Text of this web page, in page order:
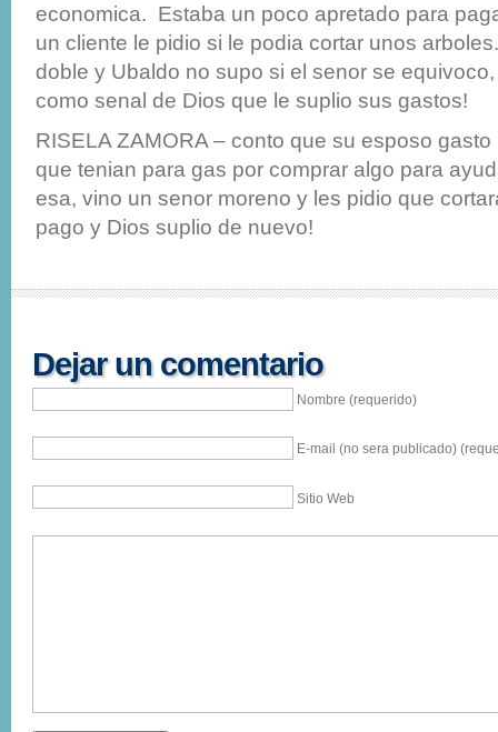
economica. Estaba un poco apretado para
un cliente le pidio si le podia cortar unos
doble y Ubaldo no supo si el senor se
como senal de Dios que le suplio sus gastos!
RISELA ZAMORA – conto que su esposo
que tenian para gas por comprar algo para
esa, vino un senor moreno y les pidio que
pago y Dios suplio de nuevo!
Dejar un comentario
Nombre (requerido)
E-mail (no sera publicado)
Sitio Web